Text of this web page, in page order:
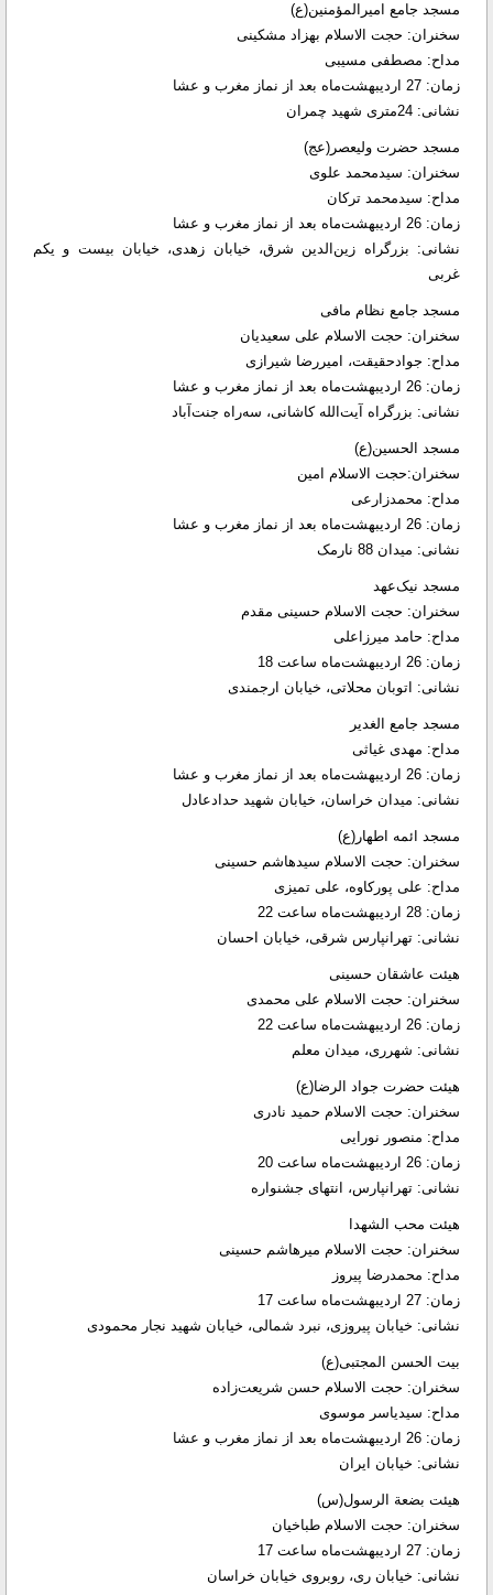
مسجد جامع امیرالمؤمنین(ع)
سخنران: حجت الاسلام بهزاد مشکینی
مداح: مصطفی مسیبی
زمان: 27 اردیبهشت‌ماه بعد از نماز مغرب و عشا
نشانی: 24متری شهید چمران
مسجد حضرت ولیعصر(عج)
سخنران: سیدمحمد علوی
مداح: سیدمحمد ترکان
زمان: 26 اردیبهشت‌ماه بعد از نماز مغرب و عشا
نشانی: بزرگراه زین‌الدین شرق، خیابان زهدی، خیابان بیست و یکم
غربی
مسجد جامع نظام مافی
سخنران: حجت الاسلام علی سعیدیان
مداح: جوادحقیقت، امیررضا شیرازی
زمان: 26 اردیبهشت‌ماه بعد از نماز مغرب و عشا
نشانی: بزرگراه آیت‌الله کاشانی، سه‌راه جنت‌آباد
مسجد الحسین(ع)
سخنران:حجت الاسلام امین
مداح: محمدزارعی
زمان: 26 اردیبهشت‌ماه بعد از نماز مغرب و عشا
نشانی: میدان 88 نارمک
مسجد نیک‌عهد
سخنران: حجت الاسلام حسینی مقدم
مداح: حامد میرزاعلی
زمان: 26 اردیبهشت‌ماه ساعت 18
نشانی: اتوبان محلاتی، خیابان ارجمندی
مسجد جامع الغدیر
مداح: مهدی غیاثی
زمان: 26 اردیبهشت‌ماه بعد از نماز مغرب و عشا
نشانی: میدان خراسان، خیابان شهید حدادعادل
مسجد ائمه اطهار(ع)
سخنران: حجت الاسلام سیدهاشم حسینی
مداح: علی پورکاوه، علی تمیزی
زمان: 28 اردیبهشت‌ماه ساعت 22
نشانی: تهرانپارس شرقی، خیابان احسان
هیئت عاشقان حسینی
سخنران: حجت الاسلام علی محمدی
زمان: 26 اردیبهشت‌ماه ساعت 22
نشانی: شهرری، میدان معلم
هیئت حضرت جواد الرضا(ع)
سخنران: حجت الاسلام حمید نادری
مداح: منصور نورایی
زمان: 26 اردیبهشت‌ماه ساعت 20
نشانی: تهرانپارس، انتهای جشنواره
هیئت محب الشهدا
سخنران: حجت الاسلام میرهاشم حسینی
مداح: محمدرضا پیروز
زمان: 27 اردیبهشت‌ماه ساعت 17
نشانی: خیابان پیروزی، نبرد شمالی، خیابان شهید نجار محمودی
بیت الحسن المجتبی(ع)
سخنران: حجت الاسلام حسن شریعت‌زاده
مداح: سیدیاسر موسوی
زمان: 26 اردیبهشت‌ماه بعد از نماز مغرب و عشا
نشانی: خیابان ایران
هیئت بضعة الرسول(س)
سخنران: حجت الاسلام طباخیان
زمان: 27 اردیبهشت‌ماه ساعت 17
نشانی: خیابان ری، روبروی خیابان خراسان